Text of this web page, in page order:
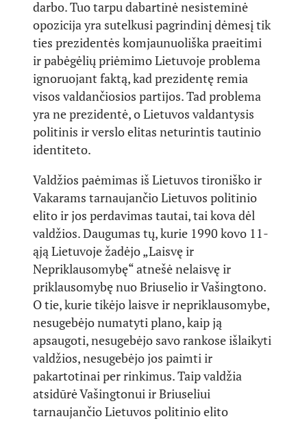
darbo. Tuo tarpu dabartinė nesisteminė
opozicija yra sutelkusi pagrindinį dėmesį tik
ties prezidentės komjaunuoliška praeitimi
ir pabėgėlių priėmimo Lietuvoje problema
ignoruojant faktą, kad prezidentę remia
visos valdančiosios partijos. Tad problema
yra ne prezidentė, o Lietuvos valdantysis
politinis ir verslo elitas neturintis tautinio
identiteto.
Valdžios paėmimas iš Lietuvos tironiško ir
Vakarams tarnaujančio Lietuvos politinio
elito ir jos perdavimas tautai, tai kova dėl
valdžios. Daugumas tų, kurie 1990 kovo 11-
ąją Lietuvoje žadėjo „Laisvę ir
Nepriklausomybę“ atnešė nelaisvę ir
priklausomybę nuo Briuselio ir Vašingtono.
O tie, kurie tikėjo laisve ir nepriklausomybe,
nesugebėjo numatyti plano, kaip ją
apsaugoti, nesugebėjo savo rankose išlaikyti
valdžios, nesugebėjo jos paimti ir
pakartotinai per rinkimus. Taip valdžia
atsidūrė Vašingtonui ir Briuseliui
tarnaujančio Lietuvos politinio elito